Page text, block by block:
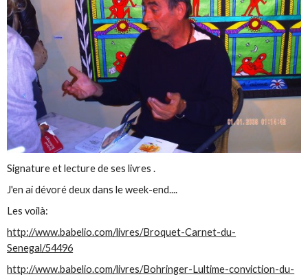
Signature et lecture de ses livres .
J'en ai dévoré deux dans le week-end....
Les voilà:
http://www.babelio.com/livres/Broquet-Carnet-du-
Senegal/54496
http://www.babelio.com/livres/Bohringer-Lultime-conviction-du-